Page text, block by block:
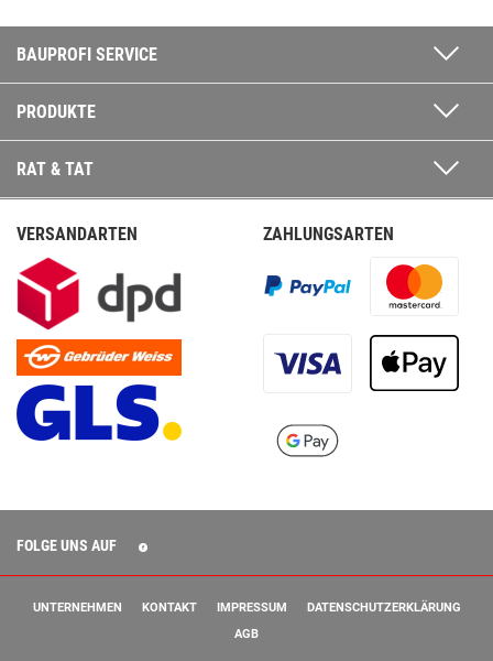
BAUPROFI SERVICE
PRODUKTE
RAT & TAT
VERSANDARTEN ZAHLUNGSARTEN
FOLGE UNS AUF
UNTERNEHMEN KONTAKT IMPRESSUM
DATENSCHUTZERKLÄRUNG
AGB